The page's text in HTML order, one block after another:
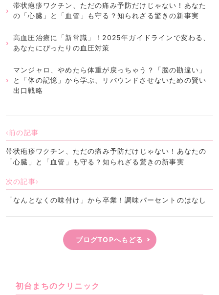
帯状疱疹ワクチン、ただの痛み予防だけじゃない！あなた
の「心臓」と「血管」も守る？知られざる驚きの新事実
高血圧治療に「新常識」！2025年ガイドラインで変わる、
あなたにぴったりの血圧対策
マンジャロ、やめたら体重が戻っちゃう？「脳の勘違い」
と「体の記憶」から学ぶ、リバウンドさせないための賢い
出口戦略
前の記事
帯状疱疹ワクチン、ただの痛み予防だけじゃない！あなたの
「心臓」と「血管」も守る？知られざる驚きの新事実
次の記事
「なんとなくの味付け」から卒業！調味パーセントのはなし
ブログTOPへもどる
初台まちのクリニック